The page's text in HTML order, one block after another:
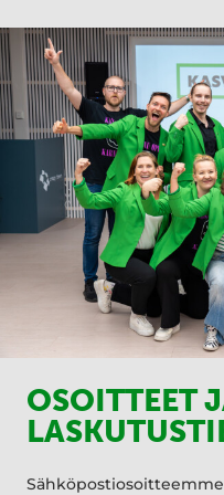
OSOITTEET